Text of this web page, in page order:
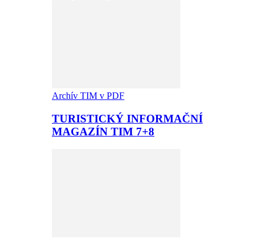
Archív TIM v PDF
TURISTICKÝ INFORMAČNÍ
MAGAZÍN TIM 7+8